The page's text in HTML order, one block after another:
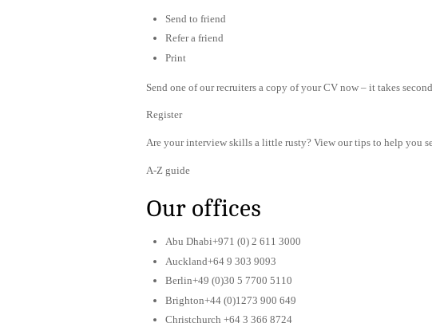
Send to friend
Refer a friend
Print
Send one of our recruiters a copy of your CV now – it takes
Register
Are your interview skills a little rusty? View our tips to help you
A-Z guide
Our offices
Abu Dhabi+971 (0) 2 611 3000
Auckland+64 9 303 9093
Berlin+49 (0)30 5 7700 5110
Brighton+44 (0)1273 900 649
Christchurch +64 3 366 8724